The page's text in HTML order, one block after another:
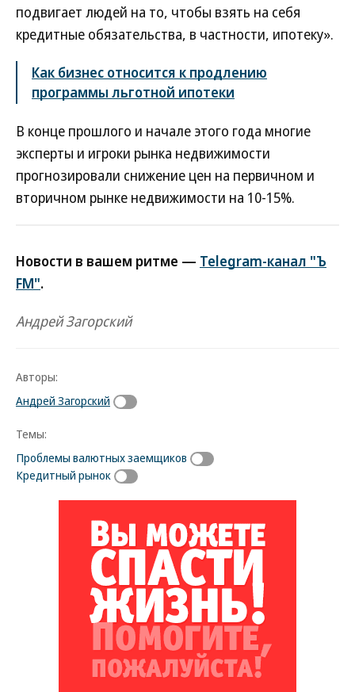
подвигает людей на то, чтобы взять на себя
кредитные обязательства, в частности, ипотеку».
Как бизнес относится к продлению
программы льготной ипотеки
В конце прошлого и начале этого года многие
эксперты и игроки рынка недвижимости
прогнозировали снижение цен на первичном и
вторичном рынке недвижимости на 10-15%.
Новости в вашем ритме — Telegram-канал "Ъ
FM".
Андрей Загорский
Авторы:
Андрей Загорский
Темы:
Проблемы валютных заемщиков
Кредитный рынок